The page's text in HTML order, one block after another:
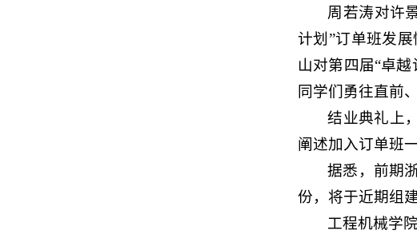
周若涛对许
计划”订单班发
山对第四届“卓
同学们勇往直前
结业典礼上
阐述加入订单班
据悉，前期
份，将于近期组
工程机械学